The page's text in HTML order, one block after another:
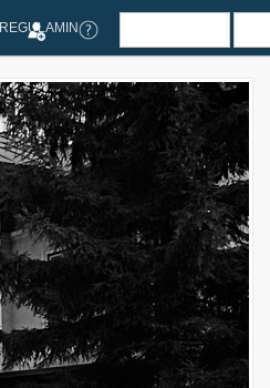
REGULAMIN